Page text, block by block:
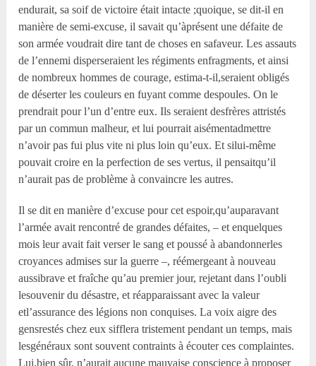
endurait, sa soif de victoire était intacte ;quoique, se dit-il en
manière de semi-excuse, il savait qu’àprésent une défaite de
son armée voudrait dire tant de choses en safaveur. Les assauts
de l’ennemi disperseraient les régiments enfragments, et ainsi
de nombreux hommes de courage, estima-t-il,seraient obligés
de déserter les couleurs en fuyant comme despoules. On le
prendrait pour l’un d’entre eux. Ils seraient desfrères attristés
par un commun malheur, et lui pourrait aisémentadmettre
n’avoir pas fui plus vite ni plus loin qu’eux. Et silui-même
pouvait croire en la perfection de ses vertus, il pensaitqu’il
n’aurait pas de problème à convaincre les autres.
Il se dit en manière d’excuse pour cet espoir,qu’auparavant
l’armée avait rencontré de grandes défaites, – et enquelques
mois leur avait fait verser le sang et poussé à abandonnerles
croyances admises sur la guerre –, réémergeant à nouveau
aussibrave et fraîche qu’au premier jour, rejetant dans l’oubli
lesouvenir du désastre, et réapparaissant avec la valeur
etl’assurance des légions non conquises. La voix aigre des
gensrestés chez eux sifflera tristement pendant un temps, mais
lesgénéraux sont souvent contraints à écouter ces complaintes.
Lui,bien sûr, n’aurait aucune mauvaise conscience à proposer